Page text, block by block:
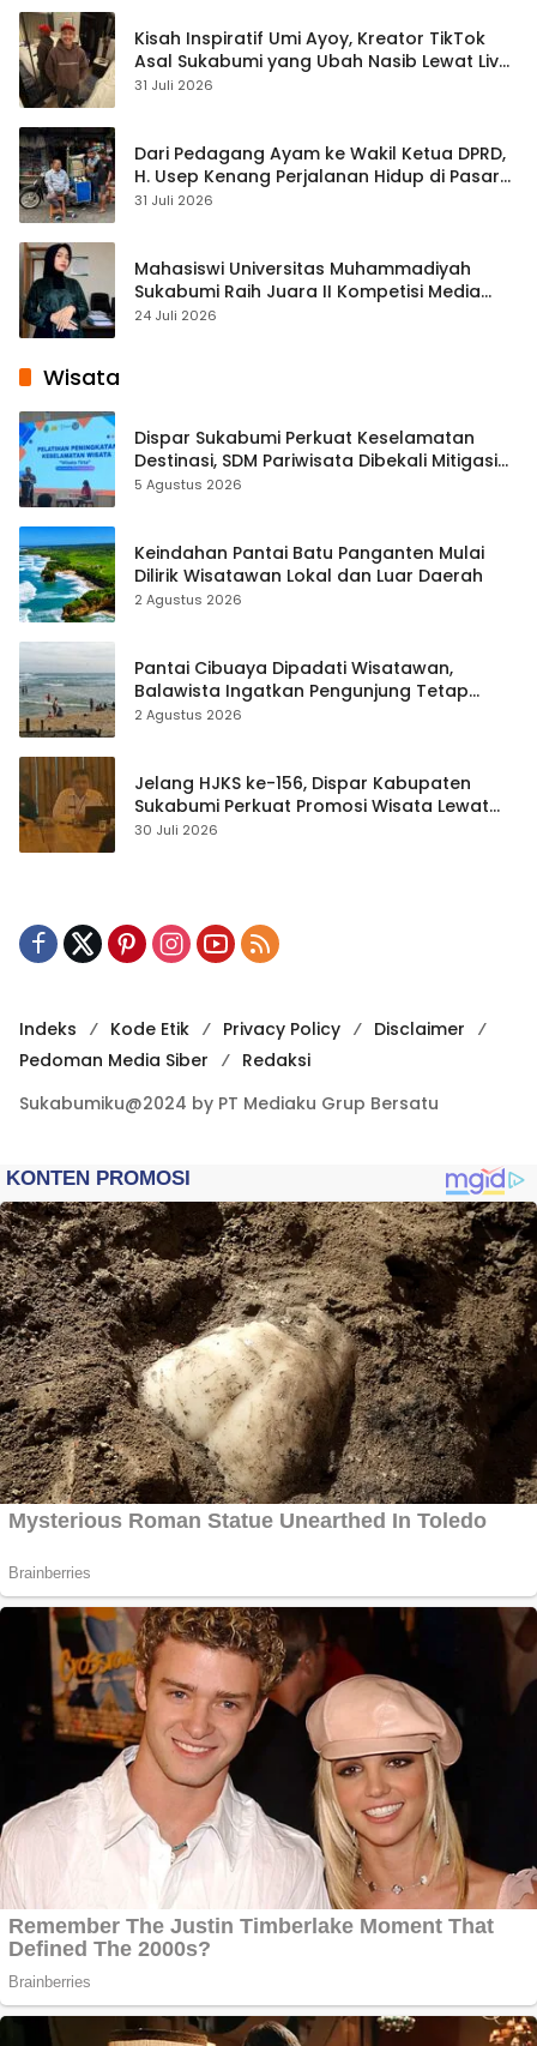
Kisah Inspiratif Umi Ayoy, Kreator TikTok
Asal Sukabumi yang Ubah Nasib Lewat Live
Streaming
31 Juli 2026
Dari Pedagang Ayam ke Wakil Ketua DPRD,
H. Usep Kenang Perjalanan Hidup di Pasar
Cisaat
31 Juli 2026
Mahasiswi Universitas Muhammadiyah
Sukabumi Raih Juara II Kompetisi Media
Pembelajaran Digital Tingkat Internasional
24 Juli 2026
Wisata
Dispar Sukabumi Perkuat Keselamatan
Destinasi, SDM Pariwisata Dibekali Mitigasi
hingga Teknik Evakuasi
5 Agustus 2026
Keindahan Pantai Batu Panganten Mulai
Dilirik Wisatawan Lokal dan Luar Daerah
2 Agustus 2026
Pantai Cibuaya Dipadati Wisatawan,
Balawista Ingatkan Pengunjung Tetap
Waspada
2 Agustus 2026
Jelang HJKS ke-156, Dispar Kabupaten
Sukabumi Perkuat Promosi Wisata Lewat
Publikasi Digital
30 Juli 2026
Indeks Kode Etik Privacy Policy
Disclaimer
Pedoman Media Siber
Redaksi
Sukabumiku@2024 by PT Mediaku Grup Bersatu